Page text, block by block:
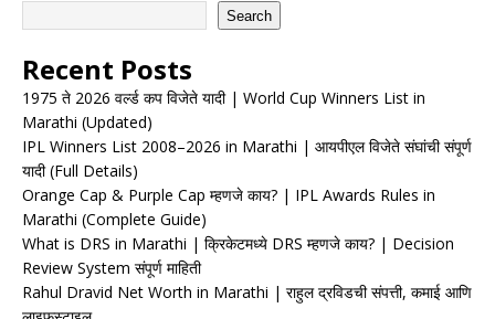
Search
Recent Posts
1975 ते 2026 वर्ल्ड कप विजेते यादी | World Cup Winners List in
Marathi (Updated)
IPL Winners List 2008–2026 in Marathi | आयपीएल विजेते संघांची संपूर्ण
यादी (Full Details)
Orange Cap & Purple Cap म्हणजे काय? | IPL Awards Rules in
Marathi (Complete Guide)
What is DRS in Marathi | क्रिकेटमध्ये DRS म्हणजे काय? | Decision
Review System संपूर्ण माहिती
Rahul Dravid Net Worth in Marathi | राहुल द्रविडची संपत्ती, कमाई आणि